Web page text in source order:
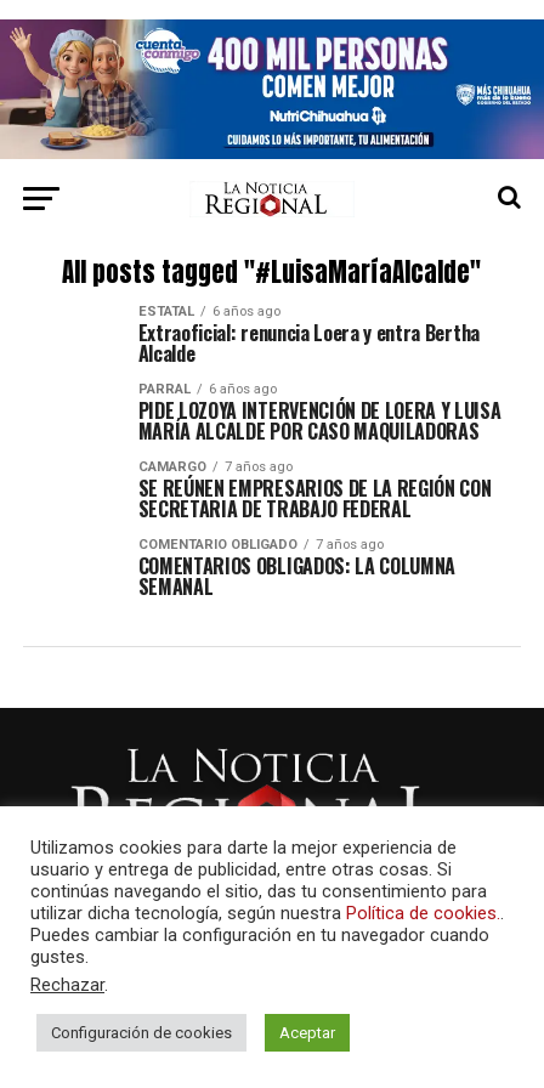
All posts tagged "#LuisaMaríaAlcalde"
ESTATAL 6 años ago
Extraoficial: renuncia Loera y entra Bertha
Alcalde
PARRAL 6 años ago
PIDE LOZOYA INTERVENCIÓN DE LOERA Y LUISA
MARÍA ALCALDE POR CASO MAQUILADORAS
CAMARGO 7 años ago
SE REÚNEN EMPRESARIOS DE LA REGIÓN CON
SECRETARIA DE TRABAJO FEDERAL
COMENTARIO OBLIGADO 7 años ago
COMENTARIOS OBLIGADOS: LA COLUMNA
SEMANAL
AMAYCOM.NET
Utilizamos cookies para darte la mejor experiencia de
usuario y entrega de publicidad, entre otras cosas. Si
continúas navegando el sitio, das tu consentimiento para
utilizar dicha tecnología, según nuestra Política de cookies..
Puedes cambiar la configuración en tu navegador cuando
gustes.
Rechazar.
Configuración de cookies Aceptar